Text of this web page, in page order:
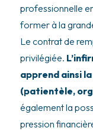
professionnelle
former à la
Le contrat de
privilégiée.
apprend ainsi
(patientèle,
également la
pression